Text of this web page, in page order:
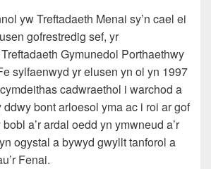
yw Treftadaeth Menai sy’n cael ei
gofrestredig sef, yr
Gymunedol Porthaethwy
sylfaenwyd yr elusen yn ol yn 1997
cadwraethol i warchod a
bont arloesol yma ac i roi ar gof
a’r ardal oedd yn ymwneud a’r
ogystal a bywyd gwyllt tanforol a
Fenai.